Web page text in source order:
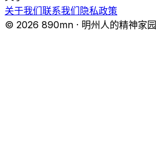
关于我们联系我们 隐私政策
© 2026 890mn · 明州人的精神家园